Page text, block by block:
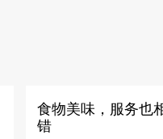
食物美味，服务也
错